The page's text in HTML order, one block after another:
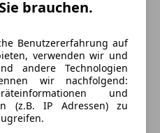
brauchen.
Benutzererfahrung auf
verwenden wir und
andere Technologien
wir nachfolgend:
und
(z.B. IP Adressen) zu